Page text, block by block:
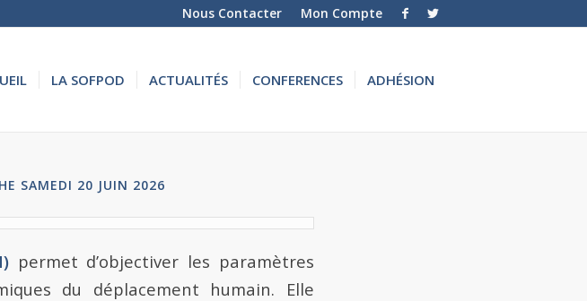
Nous Contacter Mon Compte
LA SOFPOD ACTUALITÉS CONFERENCES ADHÉSION
SAMEDI 20 JUIN 2026
permet d’objectiver les paramètres
du déplacement humain. Elle